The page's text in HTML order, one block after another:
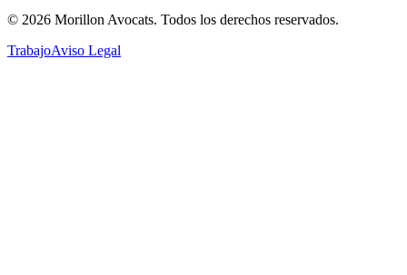
© 2026 Morillon Avocats. Todos los derechos reservados.
TrabajoAviso Legal